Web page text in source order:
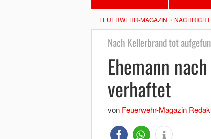
FEUERWEHR-MAGAZIN
Nach Kellerbrand tot
Ehemann
verhaftet
von Feuerwehr-Magazin